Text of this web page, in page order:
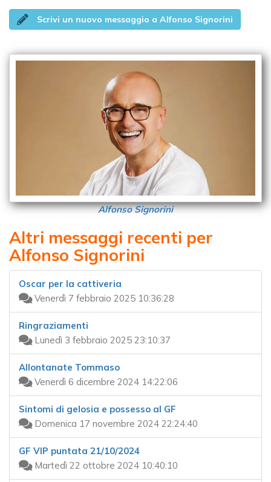
Scrivi un nuovo messaggio a Alfonso Signorini
Alfonso Signorini
Altri messaggi recenti per
Alfonso Signorini
Oscar per la cattiveria
Venerdì 7 febbraio 2025 10:36:28
Ringraziamenti
Lunedì 3 febbraio 2025 23:10:37
Allontanate Tommaso
Venerdì 6 dicembre 2024 14:22:06
Sintomi di gelosia e possesso al GF
Domenica 17 novembre 2024 22:24:40
GF VIP puntata 21/10/2024
Martedì 22 ottobre 2024 10:40:10